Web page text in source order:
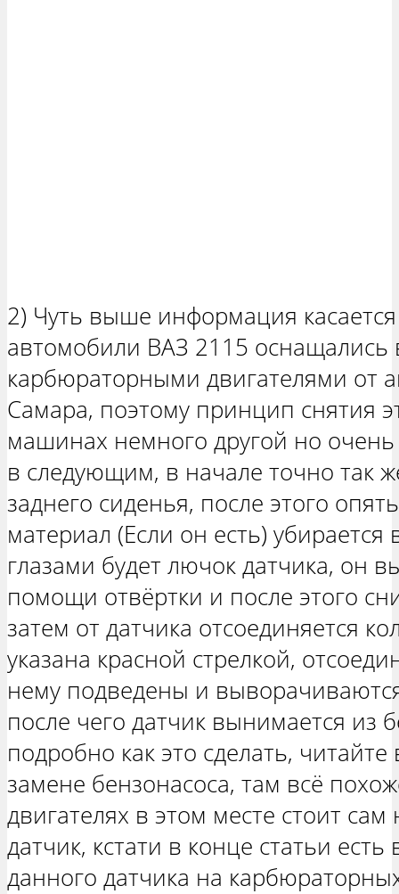
2) Чуть выше информация
автомобили ВАЗ 2115 оснащались
карбюраторными двигателями от
Самара, поэтому принцип снятия
машинах немного другой но
в следующим, в начале точно так
заднего сиденья, после этого
материал (Если он есть) убирается
глазами будет лючок датчика, он
помощи отвёртки и после этого
затем от датчика отсоединяется
указана красной стрелкой,
нему подведены и
после чего датчик вынимается из
подробно как это сделать,
замене бензонасоса, там всё
двигателях в этом месте стоит
датчик, кстати в конце статьи
данного датчика на